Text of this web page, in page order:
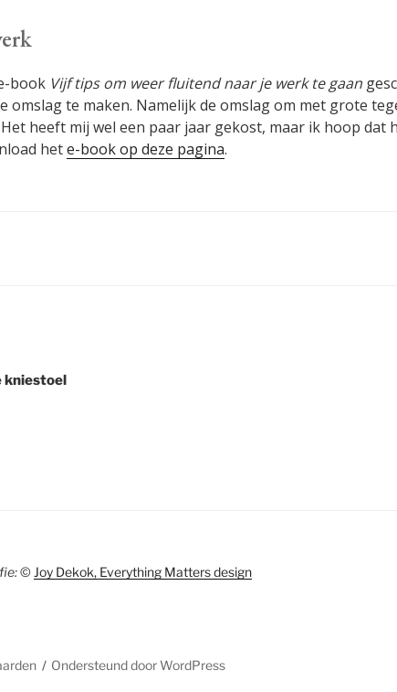
book Vijf tips om weer fluitend naar je werk te gaan
omslag te maken. Namelijk de omslag om met grote
heeft mij wel een paar jaar gekost, maar ik hoop dat
hete-book op deze pagina.
kniestoel
© Joy Dekok, Everything Matters design
Ondersteund door WordPress